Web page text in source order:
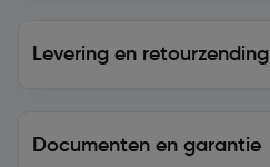
Levering en retourzending
Documenten en garantie